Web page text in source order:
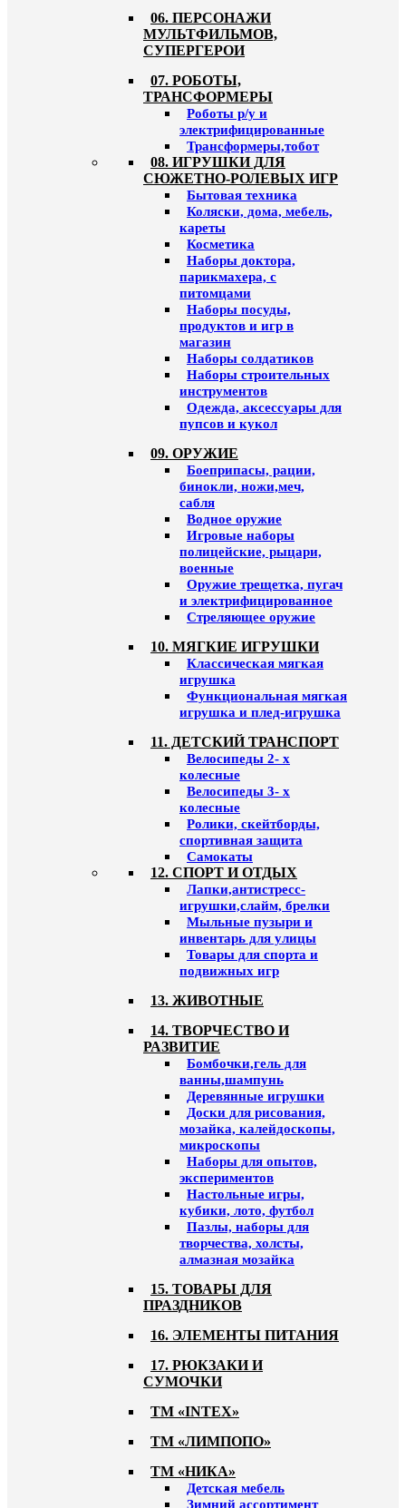
06. ПЕРСОНАЖИ
МУЛЬТФИЛЬМОВ,
СУПЕРГЕРОИ
07. РОБОТЫ,
ТРАНСФОРМЕРЫ
Роботы р/у и
электрифицированные
Трансформеры,тобот
08. ИГРУШКИ ДЛЯ
СЮЖЕТНО-РОЛЕВЫХ ИГР
Бытовая техника
Коляски, дома, мебель,
кареты
Косметика
Наборы доктора,
парикмахера, с
питомцами
Наборы посуды,
продуктов и игр в
магазин
Наборы солдатиков
Наборы строительных
инструментов
Одежда, аксессуары для
пупсов и кукол
09. ОРУЖИЕ
Боеприпасы, рации,
бинокли, ножи,меч,
сабля
Водное оружие
Игровые наборы
полицейские, рыцари,
военные
Оружие трещетка, пугач
и электрифицированное
Стреляющее оружие
10. МЯГКИЕ ИГРУШКИ
Классическая мягкая
игрушка
Функциональная мягкая
игрушка и плед-игрушка
11. ДЕТСКИЙ ТРАНСПОРТ
Велосипеды 2- х
колесные
Велосипеды 3- х
колесные
Ролики, скейтборды,
спортивная защита
Самокаты
12. СПОРТ И ОТДЫХ
Лапки,антистресс-
игрушки,слайм, брелки
Мыльные пузыри и
инвентарь для улицы
Товары для спорта и
подвижных игр
13. ЖИВОТНЫЕ
14. ТВОРЧЕСТВО И
РАЗВИТИЕ
Бомбочки,гель для
ванны,шампунь
Деревянные игрушки
Доски для рисования,
мозайка, калейдоскопы,
микроскопы
Наборы для опытов,
экспериментов
Настольные игры,
кубики, лото, футбол
Пазлы, наборы для
творчества, холсты,
алмазная мозайка
15. ТОВАРЫ ДЛЯ
ПРАЗДНИКОВ
16. ЭЛЕМЕНТЫ ПИТАНИЯ
17. РЮКЗАКИ И
СУМОЧКИ
ТМ «INTEX»
ТМ «ЛИМПОПО»
ТМ «НИКА»
Детская мебель
Зимний ассортимент